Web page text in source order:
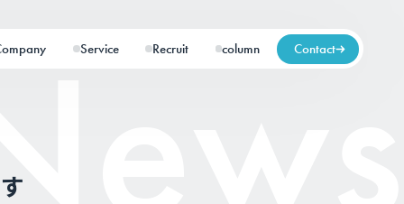
Service Recruit column Contact